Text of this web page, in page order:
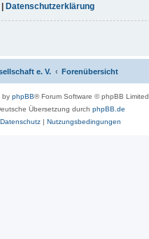
| Datenschutzerklärung
e. V. Forenübersicht
by phpBB® Forum Software © phpBB Limited
Übersetzung durch phpBB.de
Datenschutz| Nutzungsbedingungen